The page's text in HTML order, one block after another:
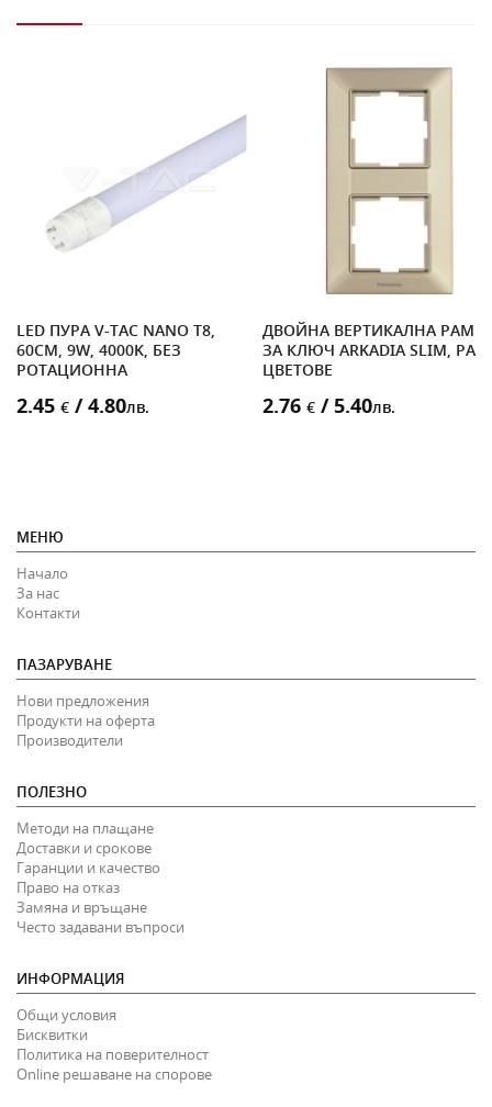
LED ПУРА V-TAC NANO T8,
60CM, 9W, 4000K, БЕЗ
РОТАЦИОННА
2.45 € / 4.80лв.
ДВОЙНА ВЕРТИКАЛНА
ЗА КЛЮЧ ARKADIA SLIM,
ЦВЕТОВЕ
2.76 € / 5.40лв.
МЕНЮ
Начало
За нас
Контакти
ПАЗАРУВАНЕ
Нови предложения
Продукти на оферта
Производители
ПОЛЕЗНО
Методи на плащане
Доставки и срокове
Гаранции и качество
Право на отказ
Замяна и връщане
Често задавани въпроси
ИНФОРМАЦИЯ
Общи условия
Бисквитки
Политика на поверителност
Online решаване на спорове